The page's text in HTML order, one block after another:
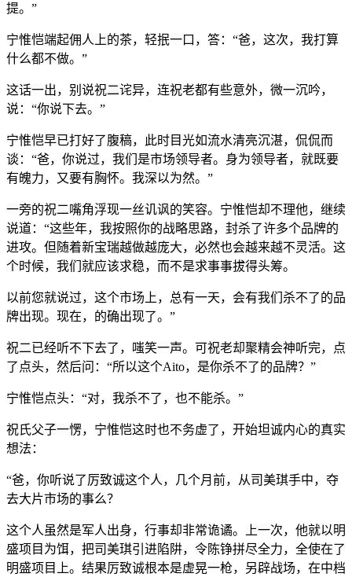
提。”
宁惟恺端起佣人上的茶，轻抿一口，答：“爸，这次，我打算
什么都不做。”
这话一出，别说祝二诧异，连祝老都有些意外，微一沉吟，
说：“你说下去。”
宁惟恺早已打好了腹稿，此时目光如流水清亮沉湛，侃侃而
谈：“爸，你说过，我们是市场领导者。身为领导者，就既要
有魄力，又要有胸怀。我深以为然。”
一旁的祝二嘴角浮现一丝讥讽的笑容。宁惟恺却不理他，继续
说道：“这些年，我按照你的战略思路，封杀了许多个品牌的
进攻。但随着新宝瑞越做越庞大，必然也会越来越不灵活。这
个时候，我们就应该求稳，而不是求事事拔得头筹。
以前您就说过，这个市场上，总有一天，会有我们杀不了的品
牌出现。现在，的确出现了。”
祝二已经听不下去了，嗤笑一声。可祝老却聚精会神听完，点
了点头，然后问：“所以这个Aito，是你杀不了的品牌？”
宁惟恺点头：“对，我杀不了，也不能杀。”
祝氏父子一愣，宁惟恺这时也不务虚了，开始坦诚内心的真实
想法：
“爸，你听说了厉致诚这个人，几个月前，从司美琪手中，夺
去大片市场的事么？
这个人虽然是军人出身，行事却非常诡谲。上一次，他就以明
盛项目为饵，把司美琪引进陷阱，令陈铮拼尽全力，全使在了
明盛项目上。结果厉致诚根本是虚晃一枪，另辟战场，在中档